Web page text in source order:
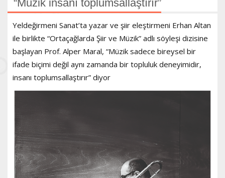
​“Müzik insanı toplumsallaştırır”
Yeldeğirmeni Sanat’ta yazar ve şiir eleştirmeni Erhan Altan
ile birlikte “Ortaçağlarda Şiir ve Müzik” adlı söyleşi dizisine
başlayan Prof. Alper Maral, “Müzik sadece bireysel bir
ifade biçimi değil aynı zamanda bir topluluk deneyimidir,
insanı toplumsallaştırır” diyor